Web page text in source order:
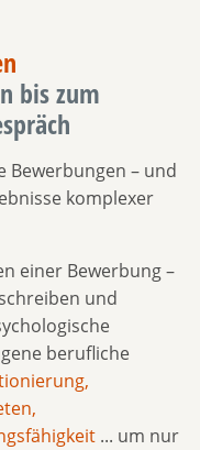
bis zum
– und
komplexer
einer Bewerbung –
und
berufliche
... um nur